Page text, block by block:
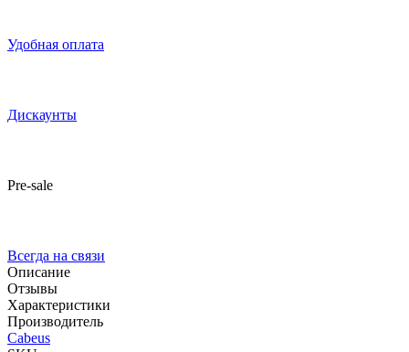
Удобная оплата
Дискаунты
Pre-sale
Всегда на связи
Описание
Отзывы
Характеристики
Производитель
Cabeus